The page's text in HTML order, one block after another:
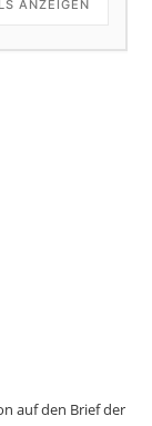
ANZEIGEN
auf den Brief der